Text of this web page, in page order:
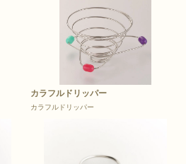
カラフルドリッパー
カラフルドリッパー